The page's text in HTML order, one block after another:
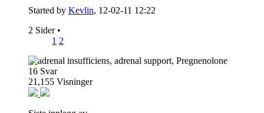
Started by Kevlin, 12-02-11 12:22
2 Sider •
1 2
16 Svar
21,155 Visninger